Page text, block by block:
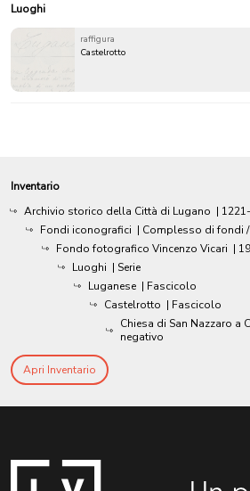
Luoghi
raffigura
Castelrotto
Inventario
Archivio storico della Città di Lugano | 1221-
Fondi iconografici | Complesso di fondi
Fondo fotografico Vincenzo Vicari |
Luoghi | Serie
Luganese | Fascicolo
Castelrotto | Fascicolo
Chiesa di San Nazzaro a
negativo
Apri Inventario